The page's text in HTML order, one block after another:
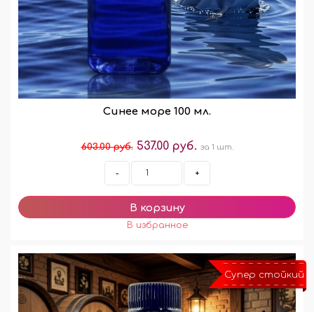
Синее море 100 мл.
603.00 руб. 537.00 руб. за 1 шт.
- +
Супер стойкий